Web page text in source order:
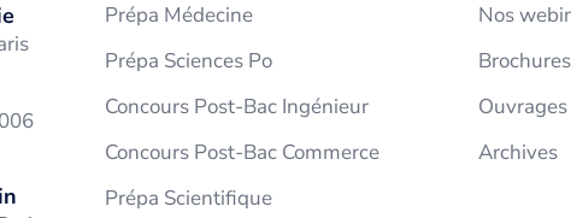
Prépa Médecine
Prépa Sciences Po
Concours Post-Bac Ingénieur
Concours Post-Bac Commerce
Prépa Scientifique
Nos
Brochures
Ouvrages
Archives